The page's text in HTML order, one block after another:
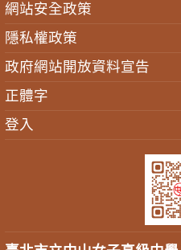
網站安全政策
隱私權政策
政府網站開放資料宣告
正體字
登入